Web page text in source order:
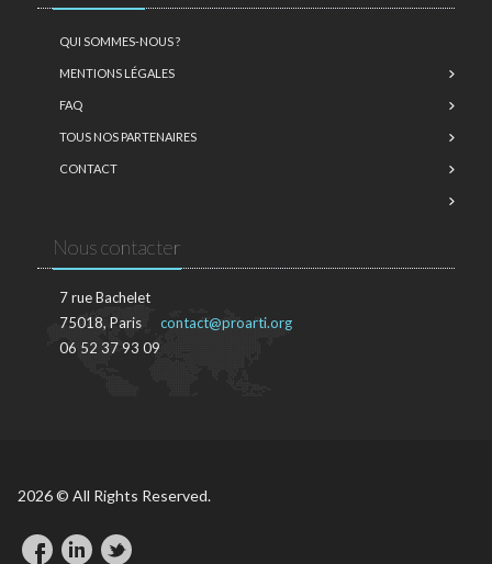
QUI SOMMES-NOUS ?
MENTIONS LÉGALES
FAQ
TOUS NOS PARTENAIRES
CONTACT
Nous contacter
7 rue Bachelet
75018, Paris
06 52 37 93 09
contact@proarti.org
2026 © All Rights Reserved.